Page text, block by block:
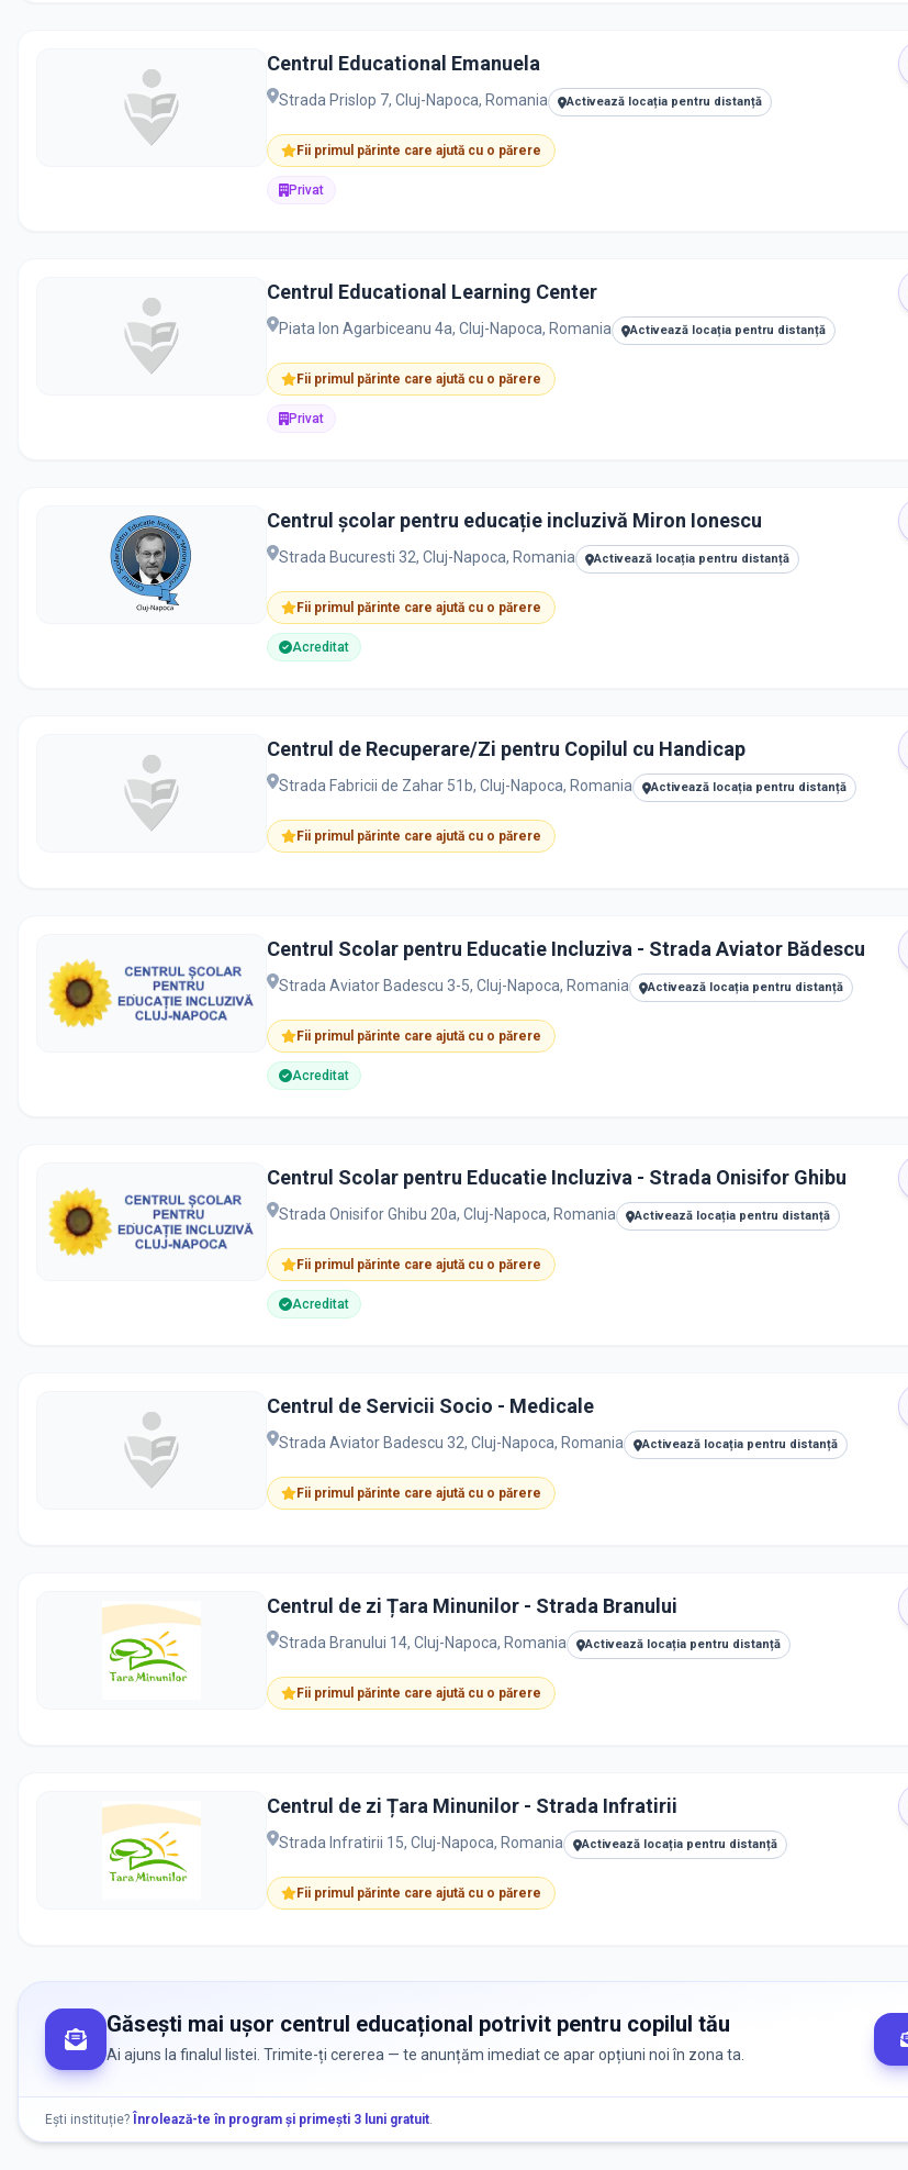
Centrul Educational Emanuela
Strada Prislop 7, Cluj-Napoca, Romania Activează locația pentru distanță
Fii primul părinte care ajută cu o părere
Privat
Centrul Educational Learning Center
Piata Ion Agarbiceanu 4a, Cluj-Napoca, Romania Activează locația pentru distanță
Fii primul părinte care ajută cu o părere
Privat
Centrul școlar pentru educație incluzivă Miron Ionescu
Strada Bucuresti 32, Cluj-Napoca, Romania Activează locația pentru distanță
Fii primul părinte care ajută cu o părere
Acreditat
Centrul de Recuperare/Zi pentru Copilul cu Handicap
Strada Fabricii de Zahar 51b, Cluj-Napoca, Romania Activează locația pentru distanță
Fii primul părinte care ajută cu o părere
Centrul Scolar pentru Educatie Incluziva - Strada Aviator Bădescu
Strada Aviator Badescu 3-5, Cluj-Napoca, Romania Activează locația pentru distanță
Fii primul părinte care ajută cu o părere
Acreditat
Centrul Scolar pentru Educatie Incluziva - Strada Onisifor Ghibu
Strada Onisifor Ghibu 20a, Cluj-Napoca, Romania Activează locația pentru distanță
Fii primul părinte care ajută cu o părere
Acreditat
Centrul de Servicii Socio - Medicale
Strada Aviator Badescu 32, Cluj-Napoca, Romania Activează locația pentru distanță
Fii primul părinte care ajută cu o părere
Centrul de zi Țara Minunilor - Strada Branului
Strada Branului 14, Cluj-Napoca, Romania Activează locația pentru distanță
Fii primul părinte care ajută cu o părere
Centrul de zi Țara Minunilor - Strada Infratirii
Strada Infratirii 15, Cluj-Napoca, Romania Activează locația pentru distanță
Fii primul părinte care ajută cu o părere
Găsești mai ușor centrul educațional potrivit pentru copilul tău
Ai ajuns la finalul listei. Trimite-ți cererea — te anunțăm imediat ce apar opțiuni noi în zona ta.
Ești instituție? Înrolează-te în program și primești 3 luni gratuit.